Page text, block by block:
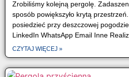
Zrobiliśmy kolejną pergolę.
sposób powiększyło krytą
posiedzieć przy deszczowej
LinkedIn WhatsApp Email Inne
CZYTAJ WIĘCEJ »